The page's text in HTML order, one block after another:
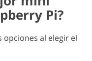
Pi?
opciones al elegir el